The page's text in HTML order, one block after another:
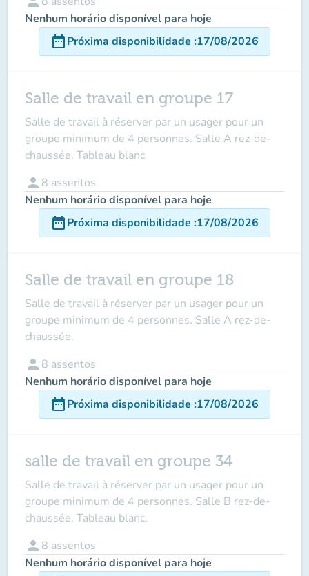
Nenhum horário disponível para hoje
date_rangePróxima disponibilidade :17/08/2026
Salle de travail en groupe 17
Salle de travail à réserver par un usager pour un
groupe minimum de 4 personnes. Salle A rez-de-
chaussée. Tableau blanc
person 8 assentos
Nenhum horário disponível para hoje
date_rangePróxima disponibilidade :17/08/2026
Salle de travail en groupe 18
Salle de travail à réserver par un usager pour un
groupe minimum de 4 personnes. Salle A rez-de-
chaussée.
person 8 assentos
Nenhum horário disponível para hoje
date_rangePróxima disponibilidade :17/08/2026
salle de travail en groupe 34
Salle de travail à réserver par un usager pour un
groupe minimum de 4 personnes. Salle B rez-de-
chaussée. Tableau blanc.
person 8 assentos
Nenhum horário disponível para hoje